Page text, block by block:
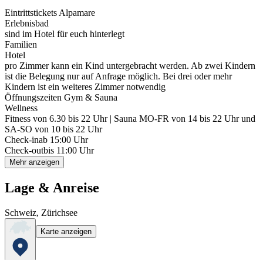
Eintrittstickets Alpamare
Erlebnisbad
sind im Hotel für euch hinterlegt
Familien
Hotel
pro Zimmer kann ein Kind untergebracht werden. Ab zwei Kindern
ist die Belegung nur auf Anfrage möglich. Bei drei oder mehr
Kindern ist ein weiteres Zimmer notwendig
Öffnungszeiten Gym & Sauna
Wellness
Fitness von 6.30 bis 22 Uhr | Sauna MO-FR von 14 bis 22 Uhr und
SA-SO von 10 bis 22 Uhr
Check-inab 15:00 Uhr
Check-outbis 11:00 Uhr
Mehr anzeigen
Lage & Anreise
Schweiz, Zürichsee
Karte anzeigen